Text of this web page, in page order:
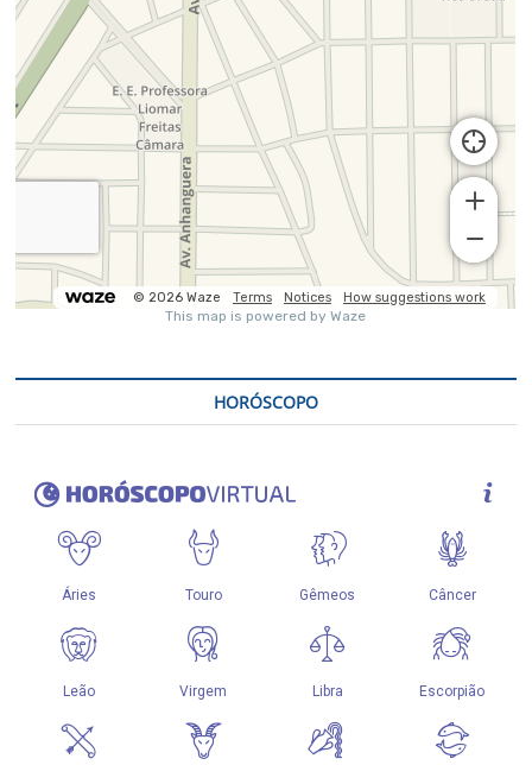
HORÓSCOPO